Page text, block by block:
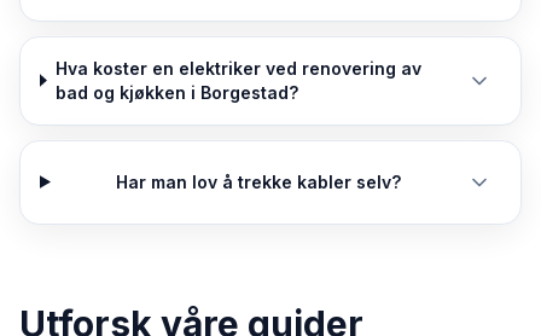
Hva koster en elektriker ved renovering av
bad og kjøkken i Borgestad?
Har man lov å trekke kabler selv?
Utforsk våre guider